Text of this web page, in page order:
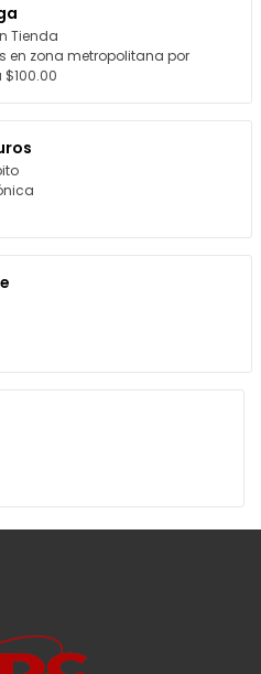
Tienda
en zona metropolitana por